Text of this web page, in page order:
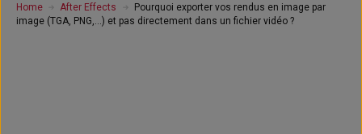
Home After Effects
Pourquoi exporter vos rendus en image par
image (TGA, PNG,…) et pas directement dans un fichier vidéo ?